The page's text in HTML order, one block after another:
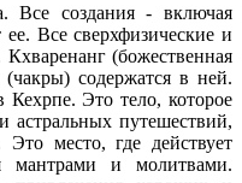
Все создания - включая
Все сверхфизические и
(божественная
содержатся в ней.
Это тело, которое
астральных путешествий,
Это место, где действует
мантрами и молитвами.